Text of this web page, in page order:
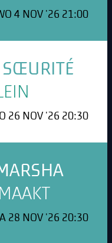
4 NOV '26 21:00
SŒURITÉ
26 NOV '26 20:30
28 NOV '26 20:30